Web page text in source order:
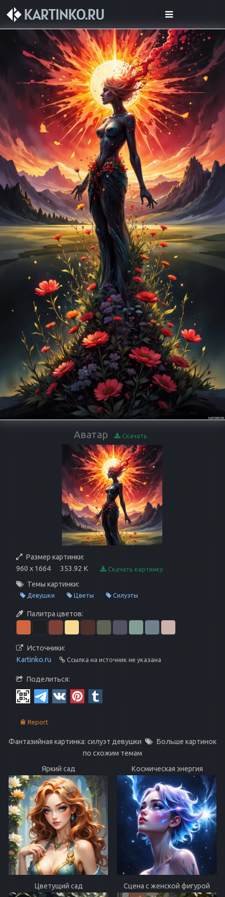
Аватар Скачать
Размер картинки:
960 x 1664
353.92 K Скачать картинку
Темы картинки:
Девушки Цветы Силуэты
Палитра цветов:
Источники:
Kartinko.ru
Ссылка на источник не указана
Поделиться:
Report
Фантазийная картинка: силуэт девушки
Больше картинок
по схожим темам
Яркий сад
Космическая энергия
Цветущий сад Сцена с женской фигурой